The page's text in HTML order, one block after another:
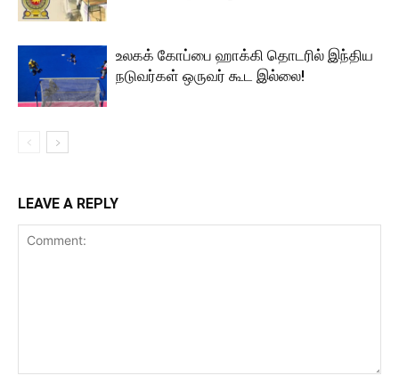
உலகக் கோப்பை ஹாக்கி தொடரில் இந்திய
நடுவர்கள் ஒருவர் கூட இல்லை!
LEAVE A REPLY